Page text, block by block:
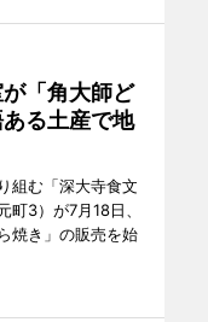
「角大師ど
る土産で地
組む「深大寺食文
町3）が7月18日、
焼き」の販売を始